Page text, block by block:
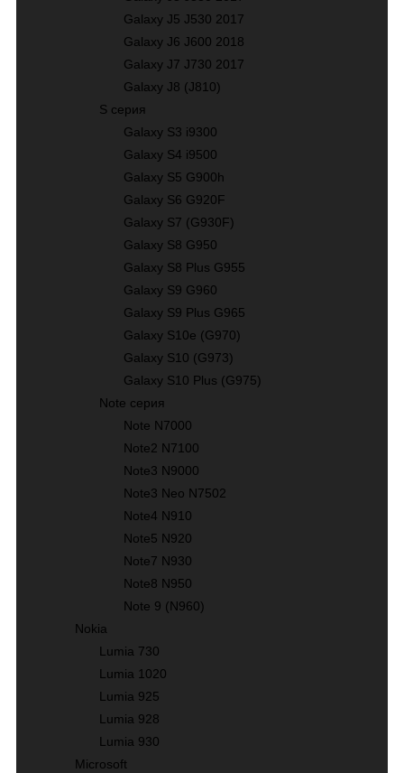
Galaxy J5 J530 2017
Galaxy J6 J600 2018
Galaxy J7 J730 2017
Galaxy J8 (J810)
S серия
Galaxy S3 i9300
Galaxy S4 i9500
Galaxy S5 G900h
Galaxy S6 G920F
Galaxy S7 (G930F)
Galaxy S8 G950
Galaxy S8 Plus G955
Galaxy S9 G960
Galaxy S9 Plus G965
Galaxy S10е (G970)
Galaxy S10 (G973)
Galaxy S10 Plus (G975)
Note серия
Note N7000
Note2 N7100
Note3 N9000
Note3 Neo N7502
Note4 N910
Note5 N920
Note7 N930
Note8 N950
Note 9 (N960)
Nokia
Lumia 730
Lumia 1020
Lumia 925
Lumia 928
Lumia 930
Microsoft